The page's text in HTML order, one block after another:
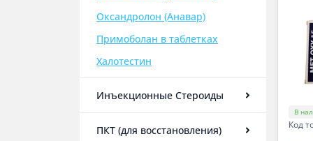
Оксандролон (Анавар)
Примоболан в таблетках
Халотестин
Инъекционные Стероиды
ПКТ (для восстановления)
В
Код